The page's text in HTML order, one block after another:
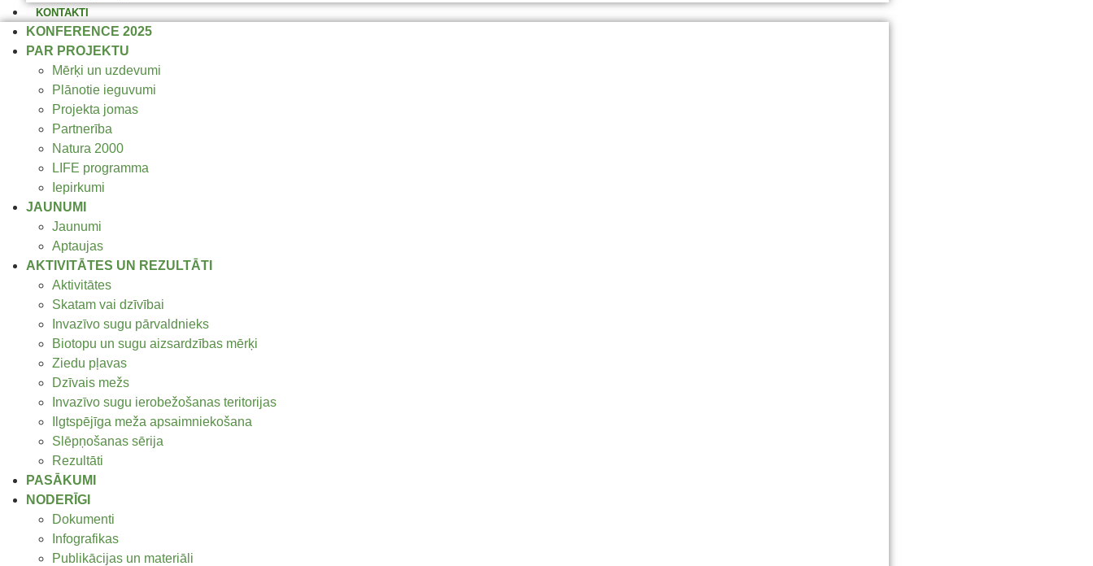
KONTAKTI
KONFERENCE 2025
PAR PROJEKTU
Mērķi un uzdevumi
Plānotie ieguvumi
Projekta jomas
Partnerība
Natura 2000
LIFE programma
Iepirkumi
JAUNUMI
Jaunumi
Aptaujas
AKTIVITĀTES UN REZULTĀTI
Aktivitātes
Skatam vai dzīvībai
Invazīvo sugu pārvaldnieks
Biotopu un sugu aizsardzības mērķi
Ziedu pļavas
Dzīvais mežs
Invazīvo sugu ierobežošanas teritorijas
Ilgtspējīga meža apsaimniekošana
Slēpņošanas sērija
Rezultāti
PASĀKUMI
NODERĪGI
Dokumenti
Infografikas
Publikācijas un materiāli